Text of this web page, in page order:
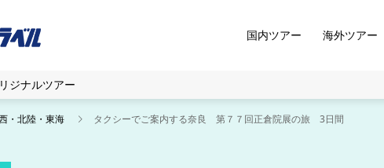
国内ツアー 海外ツアー
ジナルツアー
・北陸・東海 タクシーでご案内する奈良 第７７回正倉院展の旅 3日間